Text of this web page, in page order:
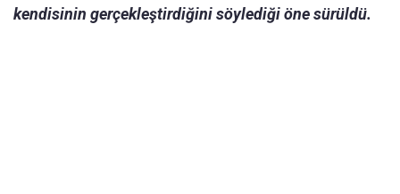
kendisinin gerçekleştirdiğini söylediği öne sürüldü.